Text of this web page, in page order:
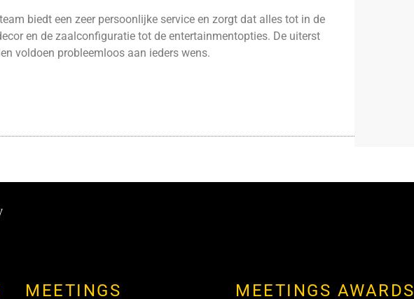
biedt een zeer persoonlijke service en zorgt dat alles tot in de
en de zaalconfiguratie tot de entertainmentopties. De uiterst
voldoen probleemloos aan ieders wens.
MEETINGS MEETINGS AWARDS